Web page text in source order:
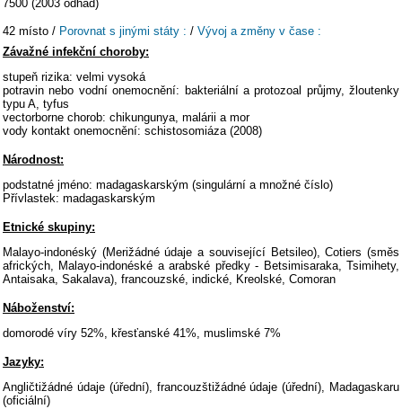
7500 (2003 odhad)
42 místo / Porovnat s jinými státy : / Vývoj a změny v čase :
Závažné infekční choroby:
stupeň rizika: velmi vysoká
potravin nebo vodní onemocnění: bakteriální a protozoal průjmy, žloutenky
typu A, tyfus
vectorborne chorob: chikungunya, malárii a mor
vody kontakt onemocnění: schistosomiáza (2008)
Národnost:
podstatné jméno: madagaskarským (singulární a množné číslo)
Přívlastek: madagaskarským
Etnické skupiny:
Malayo-indonéský (Merižádné údaje a související Betsileo), Cotiers (směs
afrických, Malayo-indonéské a arabské předky - Betsimisaraka, Tsimihety,
Antaisaka, Sakalava), francouzské, indické, Kreolské, Comoran
Náboženství:
domorodé víry 52%, křesťanské 41%, muslimské 7%
Jazyky:
Angličtižádné údaje (úřední), francouzštižádné údaje (úřední), Madagaskaru
(oficiální)